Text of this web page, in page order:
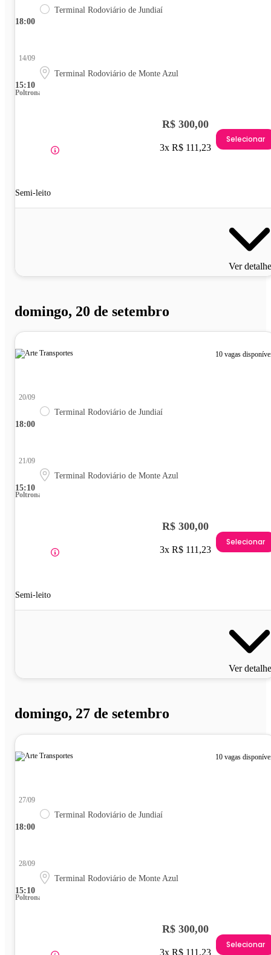
18:00
Terminal Rodoviário de Jundiaí
15:10
14/09
Terminal Rodoviário de Monte Azul
Poltrona
Semi-leito
R$ 300,00
3x R$ 111,23
Selecionar
Ver
domingo, 20 de setembro
10 vagas
18:00
20/09
Terminal Rodoviário de Jundiaí
15:10
21/09
Terminal Rodoviário de Monte Azul
Poltrona
Semi-leito
R$ 300,00
3x R$ 111,23
Selecionar
Ver
domingo, 27 de setembro
10 vagas
18:00
27/09
Terminal Rodoviário de Jundiaí
15:10
28/09
Terminal Rodoviário de Monte Azul
Poltrona
R$ 300,00
3x R$ 111,23
Selecionar